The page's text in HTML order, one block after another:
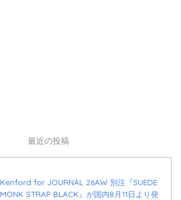
最近の投稿
Kenford for JOURNAL 26AW 別注『SUEDE
MONK STRAP BLACK』が国内8月11日より発